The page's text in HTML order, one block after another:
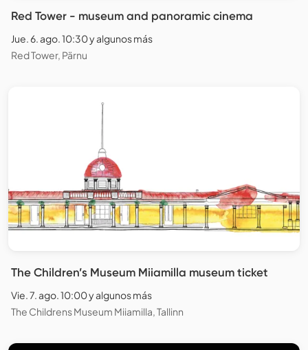
Red Tower - museum and panoramic cinema
Jue. 6. ago. 10:30 y algunos más
Red Tower, Pärnu
The Children’s Museum Miiamilla museum ticket
Vie. 7. ago. 10:00 y algunos más
The Childrens Museum Miiamilla, Tallinn